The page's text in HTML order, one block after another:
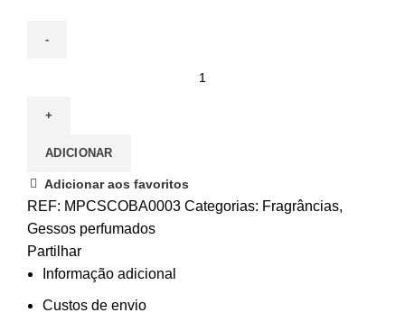
ADICIONAR
Adicionar aos favoritos
REF: MPCSCOBA0003 Categorias: Fragrâncias,
Gessos perfumados
Partilhar
Informação adicional
Custos de envio